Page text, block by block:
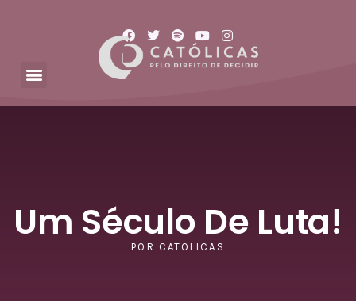
Um Século De Luta!
POR CATOLICAS